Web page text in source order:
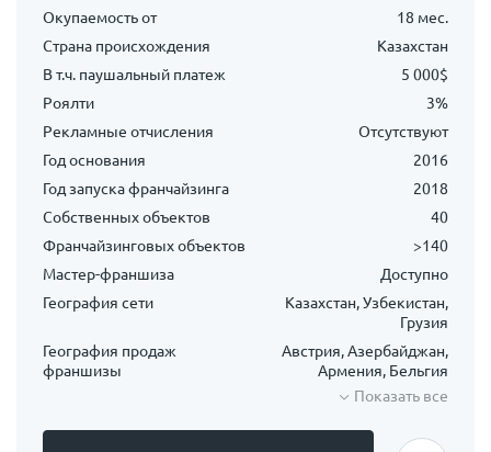
Окупаемость от
18 мес.
Страна происхождения
Казахстан
В т.ч. паушальный платеж
5 000$
Роялти
3%
Рекламные отчисления
Отсутствуют
Год основания
2016
Год запуска франчайзинга
2018
Собственных объектов
40
Франчайзинговых объектов
>140
Мастер-франшиза
Доступно
География сети
Казахстан, Узбекистан,
Грузия
География продаж
франшизы
Австрия, Азербайджан,
Армения, Бельгия
Показать все